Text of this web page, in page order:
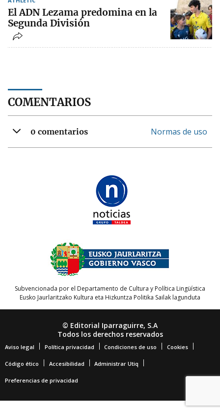
El ADN Lezama predomina en la
Segunda División
COMENTARIOS
0 comentarios Normas de uso
Subvencionada por el Departamento de Cultura y Política Lingüística
Eusko Jaurlaritzako Kultura eta Hizkuntza Politika Sailak lagunduta
© Editorial Iparraguirre, S.A
Todos los derechos reservados
Aviso legal Política privacidad Condiciones de uso Cookies
Código ético Accesibilidad Administrar Utiq
Preferencias de privacidad